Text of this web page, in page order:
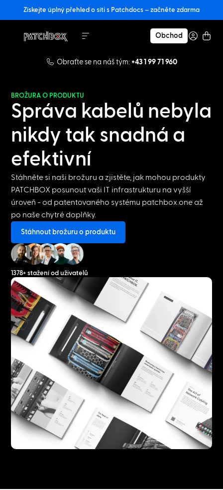
Získejte úplný přehled o síti s Patchdocs – začněte zdarma
Obchod
Obraťte se na náš tým: +43 1 99 71 960
BROŽURA O PRODUKTU
Správa kabelů nebyla
nikdy tak snadná a
efektivní
Stáhněte si naši brožuru a zjistěte, jak mohou produkty
PATCHBOX posunout vaši IT infrastrukturu na vyšší
úroveň - od patentovaného systému patchbox.one až
po naše chytré doplňky.
Stáhnout brožuru o produktu
1378+ stažení od uživatelů